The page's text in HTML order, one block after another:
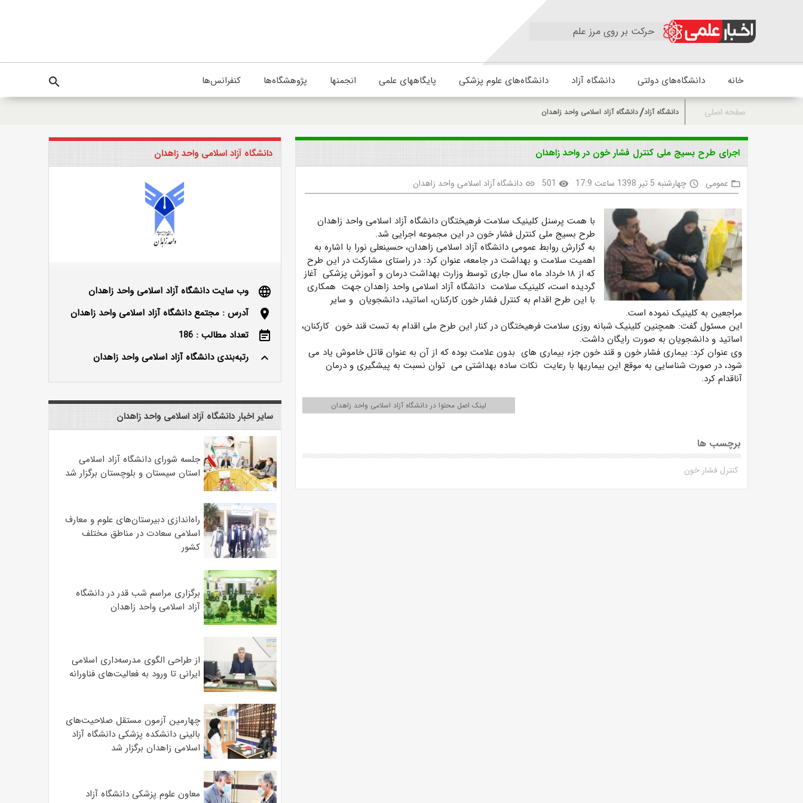
حرکت بر روی مرز علم
خانه دانشگاه‌های دولتی دانشگاه آزاد دانشگاه‌های علوم پزشکی پایگاههای علمی انجمنها پژوهشگاه‌ها کنفرانس‌ها search
صفحه اصلی دانشگاه آزاد دانشگاه آزاد اسلامی واحد زاهدان
اجرای طرح بسیج ملی کنترل فشار خون در واحد زاهدان
folder_open عمومی access_time چهارشنبه 5 تیر 1398 ساعت 17:9 visibility
501
link دانشگاه آزاد اسلامی واحد زاهدان
با همت پرسنل کلینیک سلامت فرهیختگان دانشگاه آزاد اسلامی واحد زاهدان
طرح بسیج ملی کنترل فشار خون در این مجموعه اجرایی شد.
به گزارش روابط عمومی دانشگاه آزاد اسلامی زاهدان، حسینعلی نورا با اشاره به
اهمیت سلامت و بهداشت در جامعه، عنوان کرد: در راستای مشارکت در این طرح
که از ۱۸ خرداد ماه سال جاری توسط وزارت بهداشت درمان و آموزش پزشکی آغاز
گردیده است، کلینیک سلامت دانشگاه آزاد اسلامی واحد زاهدان جهت همکاری
با این طرح اقدام به کنترل فشار خون کارکنان، اساتید، دانشجویان و سایر
مراجعین به کلینیک نموده است.
این مسئول گفت: همچنین کلینیک شبانه روزی سلامت فرهیختگان در کنار این طرح ملی اقدام به تست قند خون کارکنان،
اساتید و دانشجویان به صورت رایگان داشت.
وی عنوان کرد: بیماری فشار خون و قند خون جزء بیماری های بدون علامت بوده که از آن به عنوان قاتل خاموش یاد می
شود، در صورت شناسایی به موقع این بیماری‎ها با رعایت نکات ساده بهداشتی می
توان نسبت به پیشگیری و درمان
آناقدام کرد.
لینک اصل محتوا در دانشگاه آزاد اسلامی واحد زاهدان
برچسب ها
کنترل فشار خون
دانشگاه آزاد اسلامی واحد زاهدان
language
وب سایت دانشگاه آزاد اسلامی واحد زاهدان
location_on
آدرس : مجتمع دانشگاه آزاد اسلامی واحد زاهدان
event_note
تعداد مطالب : 186
keyboard_arrow_up
رتبه‌بندی دانشگاه آزاد اسلامی واحد زاهدان
سایر اخبار دانشگاه آزاد اسلامی واحد زاهدان
جلسه شورای دانشگاه آزاد اسلامی
استان سیستان و بلوچستان برگزار شد
‌راه‌اندازی دبیرستان‌های علوم و معارف
اسلامی سعادت در مناطق مختلف
کشور
برگزاری مراسم شب قدر در دانشگاه
آزاد اسلامی واحد زاهدان
از طراحی الگوی مدرسه‌داری اسلامی
ایرانی تا ورود به فعالیت‌های فناورانه
چهارمین آزمون مستقل صلاحیت‌های
بالینی دانشکده پزشکی دانشگاه آزاد
اسلامی زاهدان برگزار شد
معاون علوم‌ پزشکی دانشگاه آزاد